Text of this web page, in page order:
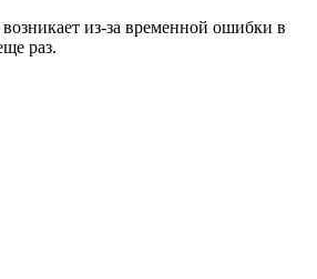
из-за временной ошибки в
раз.